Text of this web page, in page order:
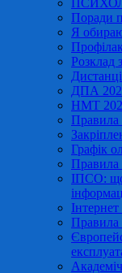
Поради
Я
Розклад
ДПА
НМТ
Правила
Графік
Правила
ІПСО: що
Правила